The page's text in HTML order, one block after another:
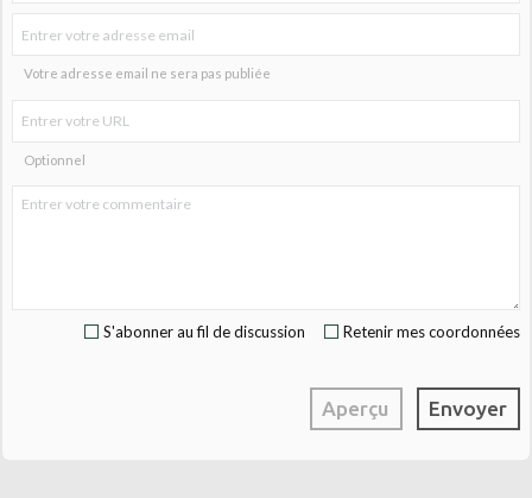
Votre adresse email ne sera pas publiée
Optionnel
Retenir mes coordonnées
S'abonner au fil de discussion